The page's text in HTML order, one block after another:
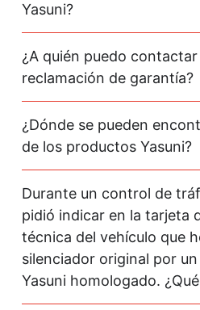
Yasuni?
¿A quién puedo
reclamación de garantía?
¿Dónde se pueden
de los productos Yasuni?
Durante un control de
pidió indicar en la tarjeta
técnica del vehículo que
silenciador original por
Yasuni homologado.